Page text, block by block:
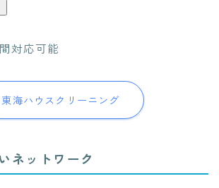
対応可能
東海ハウスクリーニング
ネットワーク